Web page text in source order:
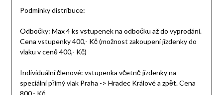
Podmínky distribuce:
Odbočky: Max 4 ks vstupenek na odbočku až do vyprodání.
Cena vstupenky 400,- Kč (možnost zakoupení jízdenky do
vlaku v ceně 400,- Kč)
Individuální členové: vstupenka včetně jízdenky na
speciální přímý vlak Praha -> Hradec Králové a zpět. Cena
800,- Kč